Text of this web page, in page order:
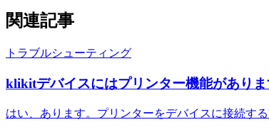
関連記事
トラブルシューティング
klikitデバイスにはプリンター機能がありま
はい、あります。プリンターをデバイスに接続す